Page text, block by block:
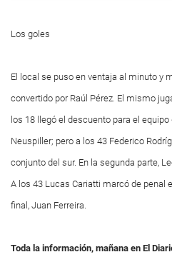
Los goles
El local se puso en ventaja al minuto y
convertido por Raúl Pérez. El mismo
los 18 llegó el descuento para el
Neuspiller; pero a los 43 Federico
conjunto del sur. En la segunda parte,
A los 43 Lucas Cariatti marcó de penal
final, Juan Ferreira.
Toda la información, mañana en El